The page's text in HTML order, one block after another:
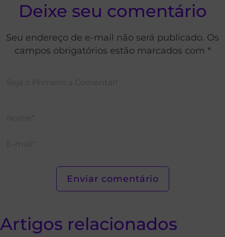
Deixe seu comentário
Seu endereço de e-mail não será publicado. Os
campos obrigatórios estão marcados com *
Artigos relacionados